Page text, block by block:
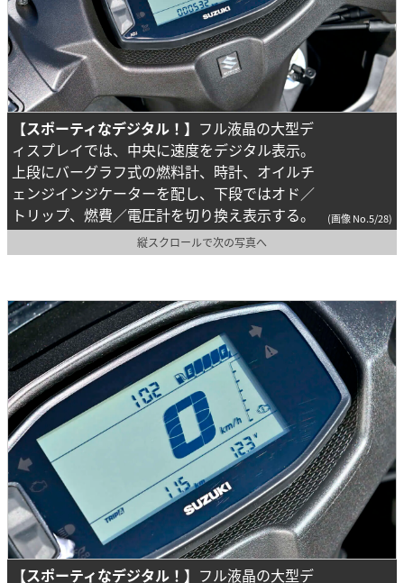
【スポーティなデジタル！】 フル液晶の大型デ
ィスプレイでは、中央に速度をデジタル表示。
上段にバーグラフ式の燃料計、時計、オイルチ
ェンジインジケーターを配し、下段ではオド／
トリップ、燃費／電圧計を切り換え表示する。
(画像 No.5/28)
縦スクロールで次の写真へ
【スポーティなデジタル！】 フル液晶の大型デ